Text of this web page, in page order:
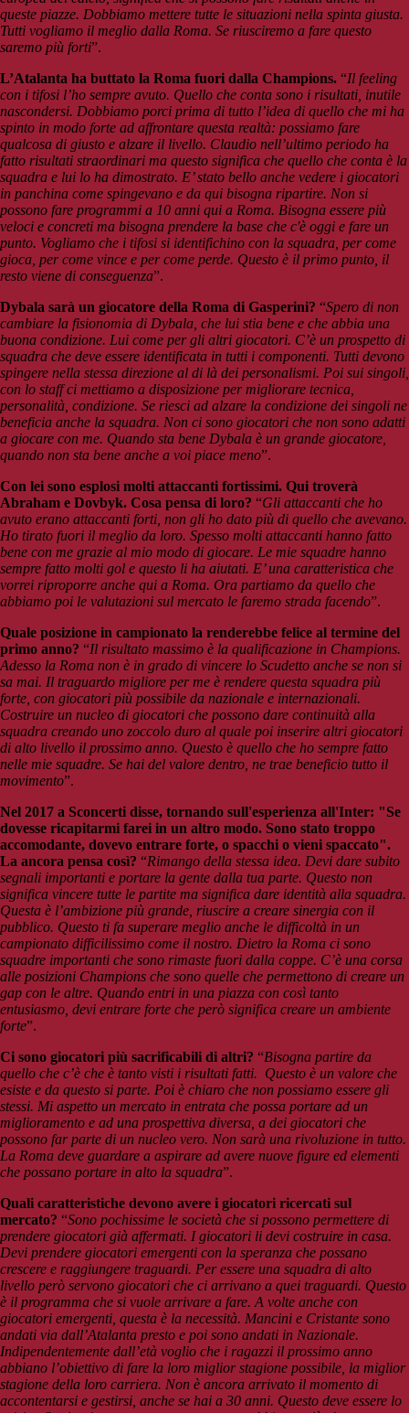
queste piazze. Dobbiamo mettere tutte le situazioni nella spinta giusta.
Tutti vogliamo il meglio dalla Roma. Se riusciremo a fare questo
saremo più forti”.
L’Atalanta ha buttato la Roma fuori dalla Champions. “Il feeling
con i tifosi l’ho sempre avuto. Quello che conta sono i risultati, inutile
nascondersi. Dobbiamo porci prima di tutto l’idea di quello che mi ha
spinto in modo forte ad affrontare questa realtà: possiamo fare
qualcosa di giusto e alzare il livello. Claudio nell’ultimo periodo ha
fatto risultati straordinari ma questo significa che quello che conta è la
squadra e lui lo ha dimostrato. E’ stato bello anche vedere i giocatori
in panchina come spingevano e da qui bisogna ripartire. Non si
possono fare programmi a 10 anni qui a Roma. Bisogna essere più
veloci e concreti ma bisogna prendere la base che c'è oggi e fare un
punto. Vogliamo che i tifosi si identifichino con la squadra, per come
gioca, per come vince e per come perde. Questo è il primo punto, il
resto viene di conseguenza”.
Dybala sarà un giocatore della Roma di Gasperini? “Spero di non
cambiare la fisionomia di Dybala, che lui stia bene e che abbia una
buona condizione. Lui come per gli altri giocatori. C’è un prospetto di
squadra che deve essere identificata in tutti i componenti. Tutti devono
spingere nella stessa direzione al di là dei personalismi. Poi sui singoli,
con lo staff ci mettiamo a disposizione per migliorare tecnica,
personalità, condizione. Se riesci ad alzare la condizione dei singoli ne
beneficia anche la squadra. Non ci sono giocatori che non sono adatti
a giocare con me. Quando sta bene Dybala è un grande giocatore,
quando non sta bene anche a voi piace meno”.
Con lei sono esplosi molti attaccanti fortissimi. Qui troverà
Abraham e Dovbyk. Cosa pensa di loro? “Gli attaccanti che ho
avuto erano attaccanti forti, non gli ho dato più di quello che avevano.
Ho tirato fuori il meglio da loro. Spesso molti attaccanti hanno fatto
bene con me grazie al mio modo di giocare. Le mie squadre hanno
sempre fatto molti gol e questo li ha aiutati. E’ una caratteristica che
vorrei riproporre anche qui a Roma. Ora partiamo da quello che
abbiamo poi le valutazioni sul mercato le faremo strada facendo”.
Quale posizione in campionato la renderebbe felice al termine del
primo anno? “Il risultato massimo è la qualificazione in Champions.
Adesso la Roma non è in grado di vincere lo Scudetto anche se non si
sa mai. Il traguardo migliore per me è rendere questa squadra più
forte, con giocatori più possibile da nazionale e internazionali.
Costruire un nucleo di giocatori che possono dare continuità alla
squadra creando uno zoccolo duro al quale poi inserire altri giocatori
di alto livello il prossimo anno. Questo è quello che ho sempre fatto
nelle mie squadre. Se hai del valore dentro, ne trae beneficio tutto il
movimento”.
Nel 2017 a Sconcerti disse, tornando sull'esperienza all'Inter: "Se
dovesse ricapitarmi farei in un altro modo. Sono stato troppo
accomodante, dovevo entrare forte, o spacchi o vieni spaccato".
La ancora pensa così? “Rimango della stessa idea. Devi dare subito
segnali importanti e portare la gente dalla tua parte. Questo non
significa vincere tutte le partite ma significa dare identità alla squadra.
Questa è l’ambizione più grande, riuscire a creare sinergia con il
pubblico. Questo ti fa superare meglio anche le difficoltà in un
campionato difficilissimo come il nostro. Dietro la Roma ci sono
squadre importanti che sono rimaste fuori dalla coppe. C’è una corsa
alle posizioni Champions che sono quelle che permettono di creare un
gap con le altre. Quando entri in una piazza con così tanto
entusiasmo, devi entrare forte che però significa creare un ambiente
forte”.
Ci sono giocatori più sacrificabili di altri? “Bisogna partire da
quello che c’è che è tanto visti i risultati fatti. Questo è un valore che
esiste e da questo si parte. Poi è chiaro che non possiamo essere gli
stessi. Mi aspetto un mercato in entrata che possa portare ad un
miglioramento e ad una prospettiva diversa, a dei giocatori che
possono far parte di un nucleo vero. Non sarà una rivoluzione in tutto.
La Roma deve guardare a aspirare ad avere nuove figure ed elementi
che possano portare in alto la squadra”.
Quali caratteristiche devono avere i giocatori ricercati sul
mercato? “Sono pochissime le società che si possono permettere di
prendere giocatori già affermati. I giocatori li devi costruire in casa.
Devi prendere giocatori emergenti con la speranza che possano
crescere e raggiungere traguardi. Per essere una squadra di alto
livello però servono giocatori che ci arrivano a quei traguardi. Questo
è il programma che si vuole arrivare a fare. A volte anche con
giocatori emergenti, questa è la necessità. Mancini e Cristante sono
andati via dall’Atalanta presto e poi sono andati in Nazionale.
Indipendentemente dall’età voglio che i ragazzi il prossimo anno
abbiano l’obiettivo di fare la loro miglior stagione possibile, la miglior
stagione della loro carriera. Non è ancora arrivato il momento di
accontentarsi e gestirsi, anche se hai a 30 anni. Questo deve essere lo